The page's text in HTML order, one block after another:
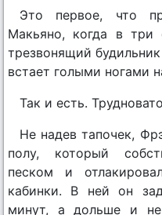
Это первое, что
Макьяно, когда в три
трезвонящий
встает голыми ногами
Так и есть.
Не надев тапочек,
полу, который
песком и
кабинки. В ней он
минут, а дольше и